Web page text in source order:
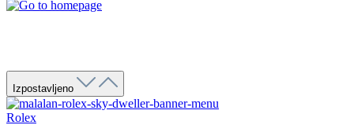
Izpostavljeno
Rolex